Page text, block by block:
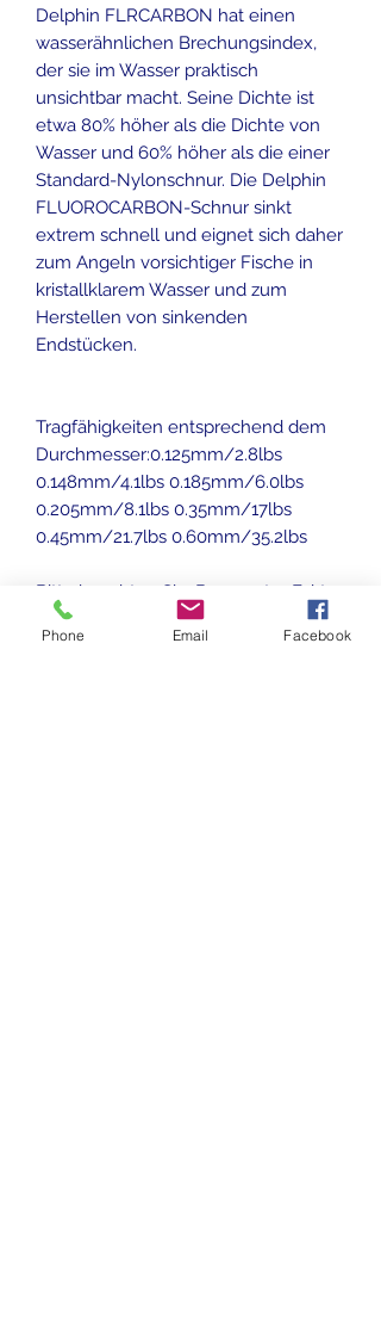
Delphin FLRCARBON hat einen
wasserähnlichen Brechungsindex,
der sie im Wasser praktisch
unsichtbar macht. Seine Dichte ist
etwa 80% höher als die Dichte von
Wasser und 60% höher als die einer
Standard-Nylonschnur. Die Delphin
FLUOROCARBON-Schnur sinkt
extrem schnell und eignet sich daher
zum Angeln vorsichtiger Fische in
kristallklarem Wasser und zum
Herstellen von sinkenden
Endstücken.
Tragfähigkeiten entsprechend dem
Durchmesser:0.125mm/2.8lbs
0.148mm/4.1lbs 0.185mm/6.0lbs
0.205mm/8.1lbs 0.35mm/17lbs
0.45mm/21.7lbs 0.60mm/35.2lbs
Bitte beachten Sie: Begrenzter Faktor
für die Tragfähigkeit ist der Knoten.
Wenn Sie einen unerwünschten
Phone Email Facebook